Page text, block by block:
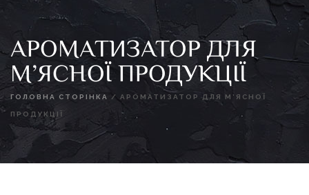
АРОМАТИЗАТОР ДЛЯ
М’ЯСНОЇ ПРОДУКЦІЇ
ГОЛОВНА СТОРІНКА / АРОМАТИЗАТОР ДЛЯ М’ЯСНОЇ
ПРОДУКЦІЇ